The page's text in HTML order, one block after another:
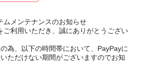
メンテナンスのお知らせ
ご利用いただき、誠にありがとうござい
為、以下の時間帯において、PayPayに
ただけない期間がございますのでお知